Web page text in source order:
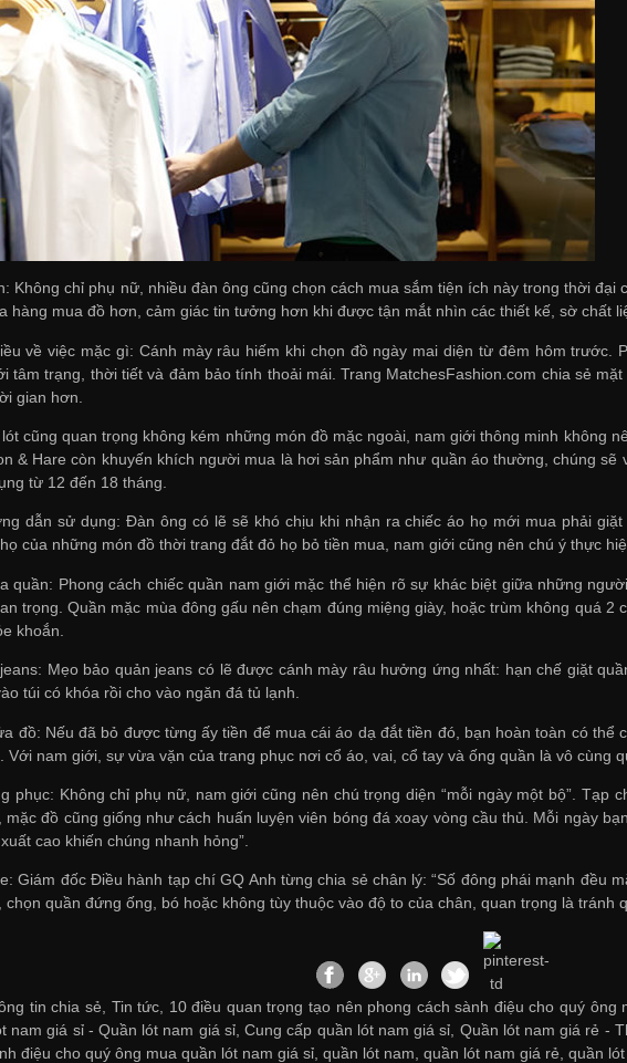
Không chỉ phụ nữ, nhiều đàn ông cũng chọn cách mua sắm tiện ích này trong thời đại
hàng mua đồ hơn, cảm giác tin tưởng hơn khi được tận mắt nhìn các thiết kế, sờ chất
về việc mặc gì: Cánh mày râu hiếm khi chọn đồ ngày mai diện từ đêm hôm trước.
tâm trạng, thời tiết và đảm bảo tính thoải mái. Trang MatchesFashion.com chia sẻ
gian hơn.
cũng quan trọng không kém những món đồ mặc ngoài, nam giới thông minh không
& Hare còn khuyến khích người mua là hơi sản phẩm như quần áo thường, chúng
từ 12 đến 18 tháng.
dẫn sử dụng: Đàn ông có lẽ sẽ khó chịu khi nhận ra chiếc áo họ mới mua phải
của những món đồ thời trang đắt đỏ họ bỏ tiền mua, nam giới cũng nên chú ý thực
quần: Phong cách chiếc quần nam giới mặc thể hiện rõ sự khác biệt giữa những
trọng. Quần mặc mùa đông gấu nên chạm đúng miệng giày, hoặc trùm không quá 2
khoắn.
Mẹo bảo quản jeans có lẽ được cánh mày râu hưởng ứng nhất: hạn chế giặt
túi có khóa rồi cho vào ngăn đá tủ lạnh.
đồ: Nếu đã bỏ được từng ấy tiền để mua cái áo dạ đắt tiền đó, bạn hoàn toàn có thể
Với nam giới, sự vừa vặn của trang phục nơi cổ áo, vai, cổ tay và ống quần là vô cùng
phục: Không chỉ phụ nữ, nam giới cũng nên chú trọng diện “mỗi ngày một bộ”. Tạp
mặc đồ cũng giống như cách huấn luyện viên bóng đá xoay vòng cầu thủ. Mỗi ngày
cao khiến chúng nhanh hỏng”.
Giám đốc Điều hành tạp chí GQ Anh từng chia sẻ chân lý: “Số đông phái mạnh đều
, chọn quần đứng ống, bó hoặc không tùy thuộc vào độ to của chân, quan trọng là tránh
tin chia sẻ, Tin tức, 10 điều quan trọng tạo nên phong cách sành điệu cho quý
nam giá sỉ -Quần lót nam giá sỉ,Cung cấp quần lót nam giá sỉ Quần lót nam giá rẻ -
điệu cho quý ông mua quần lót nam giá sỉ ,quần lót nam ,quần lót nam giá rẻ ,quần